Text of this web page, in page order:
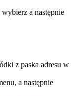
wybierz a następnie
z paska adresu w
, a następnie